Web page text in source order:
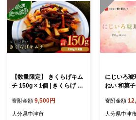
【数量限定】 きくらげキム
チ 150g × 1個 | きくらげ キ
飯のお供 惣菜 旨辛 ピリ辛
おかず 簡単おかず 常備菜
寄附金額 9,500円
大分県中津市
にじいろ琥
ねい 和菓
やつ 半生菓
ト お洒落
寄附金額
大分県中津